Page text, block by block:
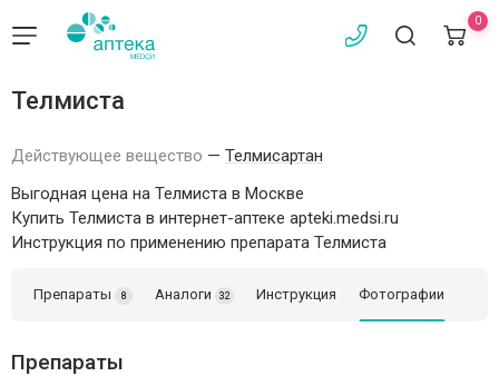
0
Телмиста
Действующее вещество — Телмисартан
Выгодная цена на Телмиста в Москве
Купить Телмиста в интернет-аптеке apteki.medsi.ru
Инструкция по применению препарата Телмиста
Препараты 8 Аналоги 32 Инструкция Фотографии
Препараты